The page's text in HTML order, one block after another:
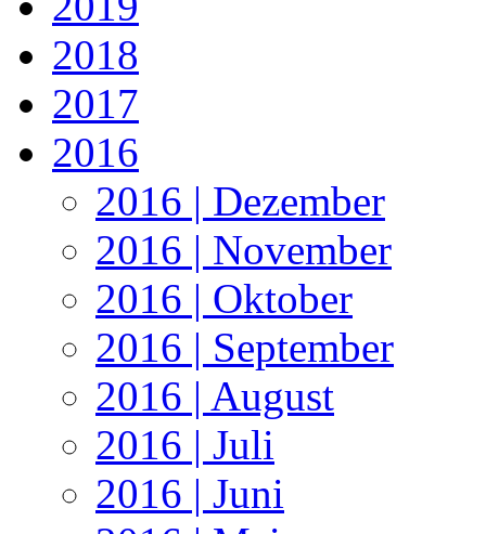
2018
2017
2016
2016 | Dezember
2016 | November
2016 | Oktober
2016 | September
2016 | August
2016 | Juli
2016 | Juni